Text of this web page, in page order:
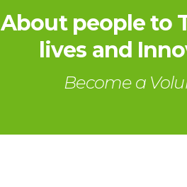
About people to
lives and
Become a